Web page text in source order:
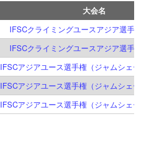
大会名
IFSCクライミングユースアジア選手
IFSCクライミングユースアジア選手
IFSCアジアユース選手権（ジャムシェ
IFSCアジアユース選手権（ジャムシェ
IFSCアジアユース選手権（ジャムシェ